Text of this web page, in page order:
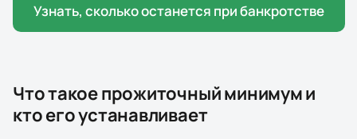
Узнать, сколько останется при банкротстве
Что такое прожиточный минимум и
кто его устанавливает